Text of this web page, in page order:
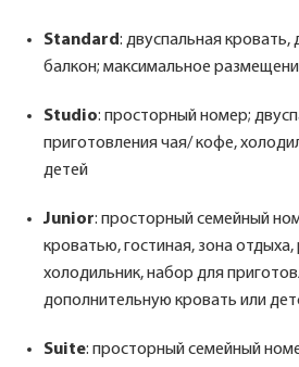
Standard: двуспальная кровать,
балкон; максимальное
Studio: просторный номер;
приготовления чая/ кофе,
детей
Junior: просторный семейный
кроватью, гостиная, зона
холодильник, набор для
дополнительную кровать или
Suite: просторный семейный